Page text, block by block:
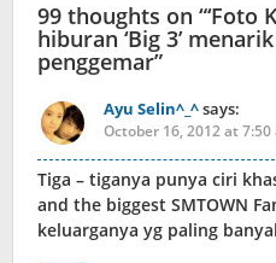
99 thoughts on “‘Foto
hiburan ‘Big 3’
penggemar”
Ayu Selin^_^says:
October 16, 2012 at 7:50
Tiga – tiganya punya ciri
and the biggest SMTOWN
keluarganya yg paling